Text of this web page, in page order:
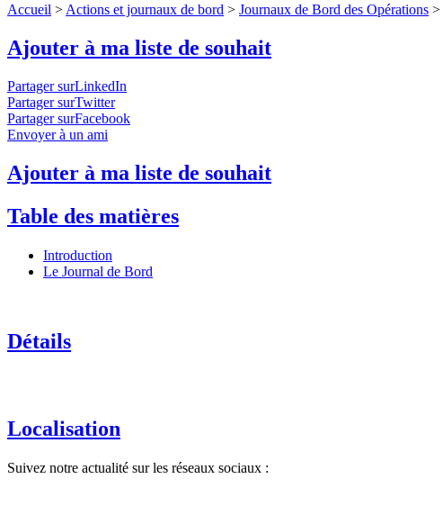
Accueil > Actions et journaux de bord > Journaux de Bord des Opérations >
Ajouter à ma liste de souhait
Partager surLinkedIn
Partager surTwitter
Partager surFacebook
Envoyer à un ami
Ajouter à ma liste de souhait
Table des matières
Introduction
Le Journal de Bord
Détails
Localisation
Suivez notre actualité sur les réseaux sociaux :